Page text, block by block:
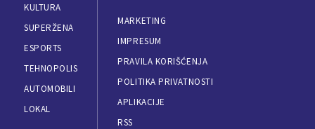
KULTURA
SUPERŽENA
ESPORTS
TEHNOPOLIS
AUTOMOBILI
LOKAL
MARKETING
IMPRESUM
PRAVILA KORIŠĆENJA
POLITIKA PRIVATNOSTI
APLIKACIJE
RSS